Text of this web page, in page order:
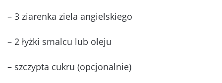
– 3 ziarenka ziela angielskiego
– 2 łyżki smalcu lub oleju
– szczypta cukru (opcjonalnie)